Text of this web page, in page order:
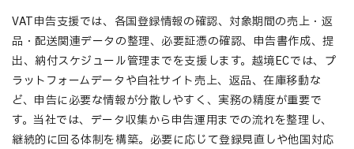
VAT申告支援では、各国登録情報の確認、対象期間の売上・返
品・配送関連データの整理、必要証憑の確認、申告書作成、提
出、納付スケジュール管理までを支援します。越境ECでは、プ
ラットフォームデータや自社サイト売上、返品、在庫移動な
ど、申告に必要な情報が分散しやすく、実務の精度が重要で
す。当社では、データ収集から申告運用までの流れを整理し、
継続的に回る体制を構築。必要に応じて登録見直しや他国対応